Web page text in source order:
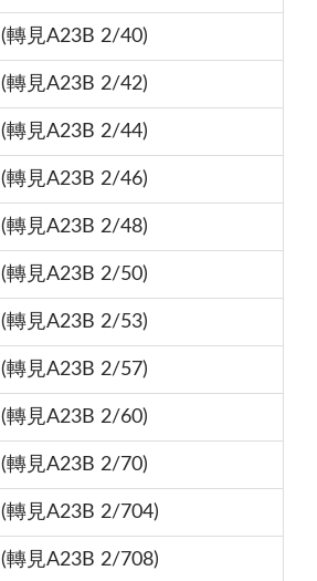
(轉見A23B 2/40)
(轉見A23B 2/42)
(轉見A23B 2/44)
(轉見A23B 2/46)
(轉見A23B 2/48)
(轉見A23B 2/50)
(轉見A23B 2/53)
(轉見A23B 2/57)
(轉見A23B 2/60)
(轉見A23B 2/70)
(轉見A23B 2/704)
(轉見A23B 2/708)